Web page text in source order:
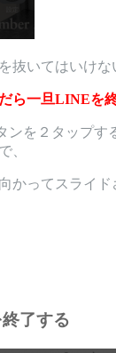
抜いてはいけな
ら一旦LINEを
ンを２タップす
、
かってスライ
了する